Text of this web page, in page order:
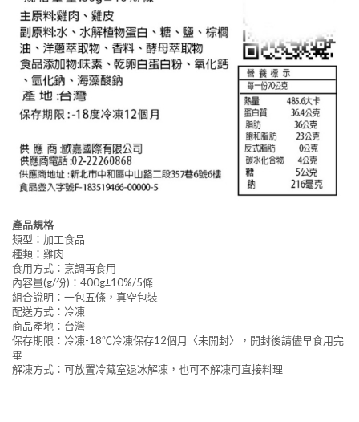
產品規格
類型：加工食品
種類：雞肉
食用方式：烹調再食用
內容量(g/份)：400g±10%/5條
組合說明：一包五條，真空包裝
配送方式：冷凍
商品產地：台灣
保存期限：冷凍-18℃冷凍保存12個月〈未開封〉，開封後請儘早食用完
畢
解凍方式：可放置冷藏室退冰解凍，也可不解凍可直接料理